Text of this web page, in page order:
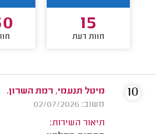
15
חוות דעת
מיטל תנעמי, רמת השרון.
משוב: 02/07/2026
תיאור השירות:
10